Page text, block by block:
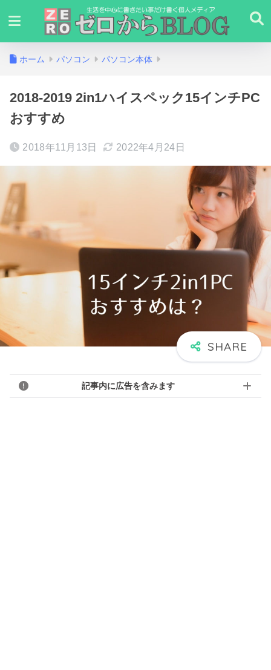
ホーム パソコン パソコン本体
2018-2019 2in1ハイスペック15インチPC
おすすめ
2018年11月13日 2022年4月24日
記事内に広告を含みます